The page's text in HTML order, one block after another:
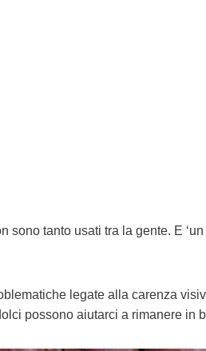
sono tanto usati tra la gente. E
legate alla carenza
possono aiutarci a rimanere in